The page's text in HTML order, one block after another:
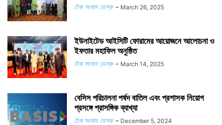
টেক সংবাদ ডেস্ক - March 26, 2025
ইউনাইটেড আইসিটি ফোরামের আয়োজনে আলোচনা ও
ইফতার মহাফিল অনুষ্ঠিত
টেক সংবাদ ডেস্ক - March 14, 2025
বেসিস পরিচালনা পর্ষদ বাতিল এবং প্রশাসক নিয়োগ
প্রসঙ্গে প্রাসঙ্গিক ব্যাখ্যা
টেক সংবাদ ডেস্ক - December 5, 2024